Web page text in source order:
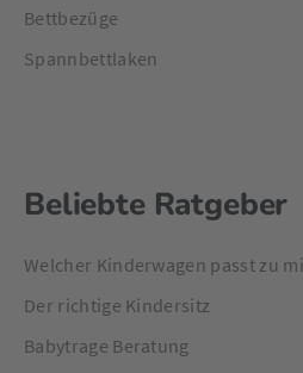
Bettbezüge
Spannbettlaken
Beliebte Ratgeber
Welcher Kinderwagen passt zu
Der richtige Kindersitz
Babytrage Beratung